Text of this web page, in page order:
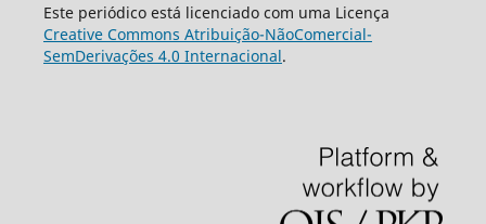
Este periódico está licenciado com uma Licença
Creative Commons Atribuição-NãoComercial-
SemDerivações 4.0 Internacional.